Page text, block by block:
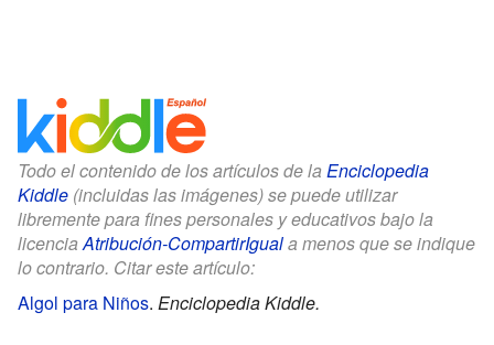
Todo el contenido de los artículos de la Enciclopedia
Kiddle (incluidas las imágenes) se puede utilizar
libremente para fines personales y educativos bajo la
licenciaAtribución-CompartirIguala menos que se indique
lo contrario. Citar este artículo:
Algol para Niños. Enciclopedia Kiddle.